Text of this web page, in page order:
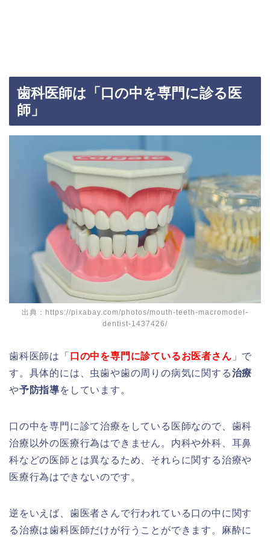
歯科医師は「口の中を専門に診る医
師」
出典：https://pixabay.com/photos/mouth-teeth-macromodel-
dentist-1437426/
歯科医師は「 口の中を専門に診ているお医者さん 」で
す。具体的には、虫歯や歯の周りの病気に関する治療
や予防指導をしています。
口の中を専門に診て治療をしている医師なので、歯科
治療以外の医療行為はできません。内科や外科、耳鼻
科などの医師とは異なるため、それらに関する治療や
医療行為はできないのです。
逆をいえば、歯医者さんで行われている口の中に関す
る治療は歯科医師だけが行うことができます。麻酔に